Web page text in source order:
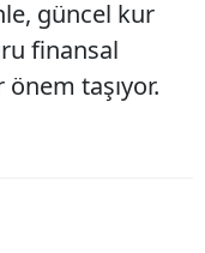
güncel kur
finansal
taşıyor.